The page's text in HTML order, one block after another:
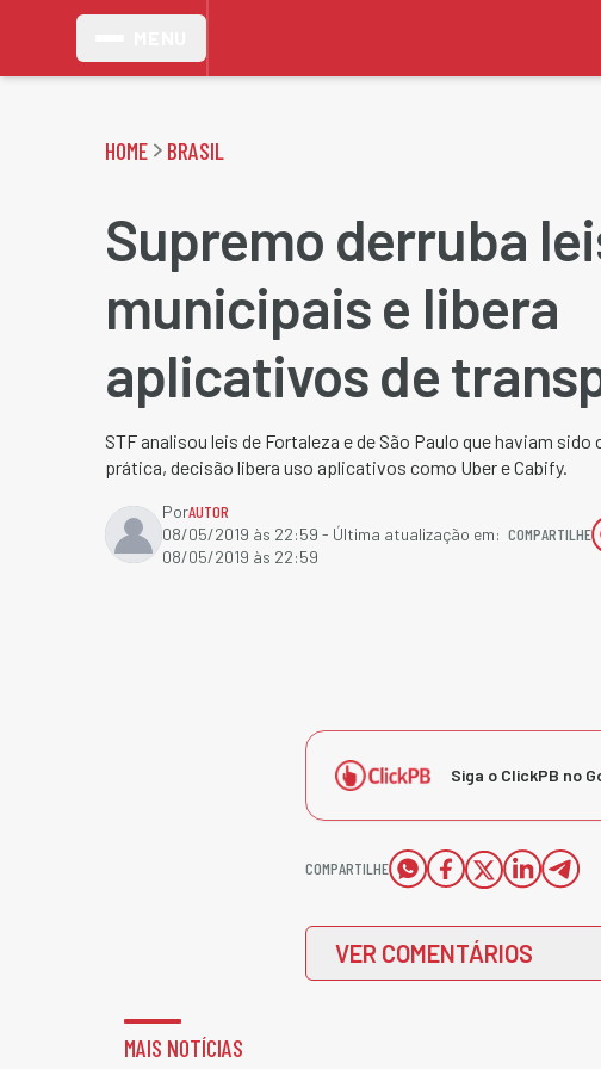
HOME BRASIL
Supremo derruba
municipais e libera
aplicativos de
STF analisou leis de Fortaleza e de São Paulo que haviam
prática, decisão libera uso aplicativos como Uber e Cabify.
PorAUTOR
08/05/2019 às 22:59 - Última atualização em:
08/05/2019 às 22:59
COMPARTILHE
Siga o ClickPB no
COMPARTILHE
VER COMENTÁRIOS
MAIS NOTÍCIAS